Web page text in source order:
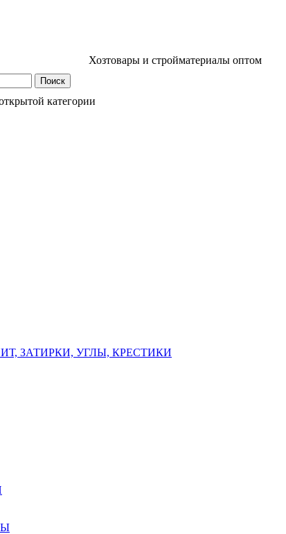
Хозтовары и стройматериалы оптом
категории
ЗАТИРКИ, УГЛЫ, КРЕСТИКИ